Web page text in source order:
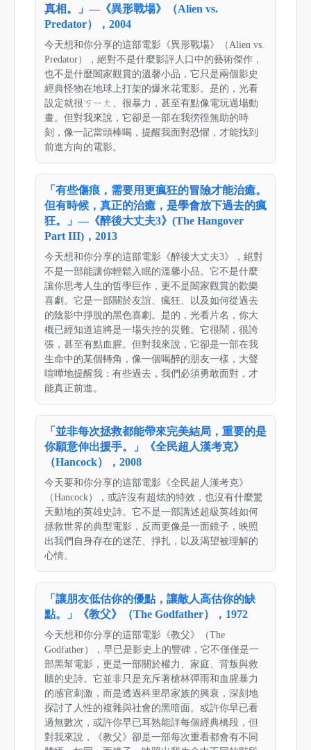
真相。」—《異形戰場》（Alien vs.
Predator），2004
今天想和你分享的這部電影《異形戰場》（Alien vs.
Predator），絕對不是什麼影評人口中的藝術傑作，
也不是什麼闔家觀賞的溫馨小品，它只是兩個影史
經典怪物在地球上打架的爆米花電影。是的，光看
設定就很ㄎㄧㄤ、很暴力，甚至有點像電玩過場動
畫。但對我來說，它卻是一部在我徬徨無助的時
刻，像一記當頭棒喝，提醒我面對恐懼，才能找到
前進方向的電影。
「有些傷痕，需要用更瘋狂的冒險才能治癒。
但有時候，真正的治癒，是學會放下過去的瘋
狂。」—《醉後大丈夫3》(The Hangover
Part III)，2013
今天想和你分享的這部電影《醉後大丈夫3》，絕對
不是一部能讓你輕鬆入眠的溫馨小品。它不是什麼
讓你思考人生的哲學巨作，更不是闔家觀賞的歡樂
喜劇。它是一部關於友誼、瘋狂、以及如何從過去
的陰影中掙脫的黑色喜劇。是的，光看片名，你大
概已經知道這將是一場失控的災難。它很鬧，很誇
張，甚至有點血腥。但對我來說，它卻是一部在我
生命中的某個轉角，像一個喝醉的朋友一樣，大聲
喧嘩地提醒我：有些過去，我們必須勇敢面對，才
能真正前進。
「並非每次拯救都能帶來完美結局，重要的是
你願意伸出援手。」《全民超人漢考克》
（Hancock），2008
今天要和你分享的這部電影《全民超人漢考克》
（Hancock），或許沒有超炫的特效，也沒有什麼驚
天動地的英雄史詩。它不是一部講述超級英雄如何
拯救世界的典型電影，反而更像是一面鏡子，映照
出我們自身存在的迷茫、掙扎，以及渴望被理解的
心情。
「讓朋友低估你的優點，讓敵人高估你的缺
點。」《教父》（The Godfather），1972
今天想和你分享的這部電影《教父》（The
Godfather），早已是影史上的豐碑，它不僅僅是一
部黑幫電影，更是一部關於權力、家庭、背叛與救
贖的史詩。它並非只是充斥著槍林彈雨和血腥暴力
的感官刺激，而是透過科里昂家族的興衰，深刻地
探討了人性的複雜與社會的黑暗面。或許你早已看
過無數次，或許你早已耳熟能詳每個經典橋段，但
對我來說，《教父》卻是一部每次重看都會有不同